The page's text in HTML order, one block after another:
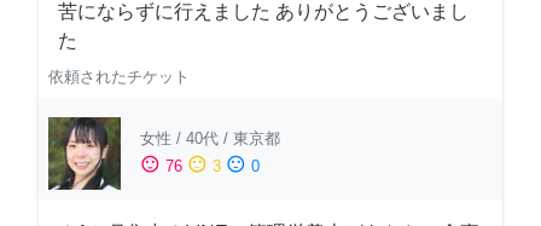
苦にならずに行えました ありがとうございまし
た
依頼されたチケット
女性 / 40代 / 東京都
sentiment_satisfied 76 sentiment_neutral 3 sentiment_dissatisfied 0